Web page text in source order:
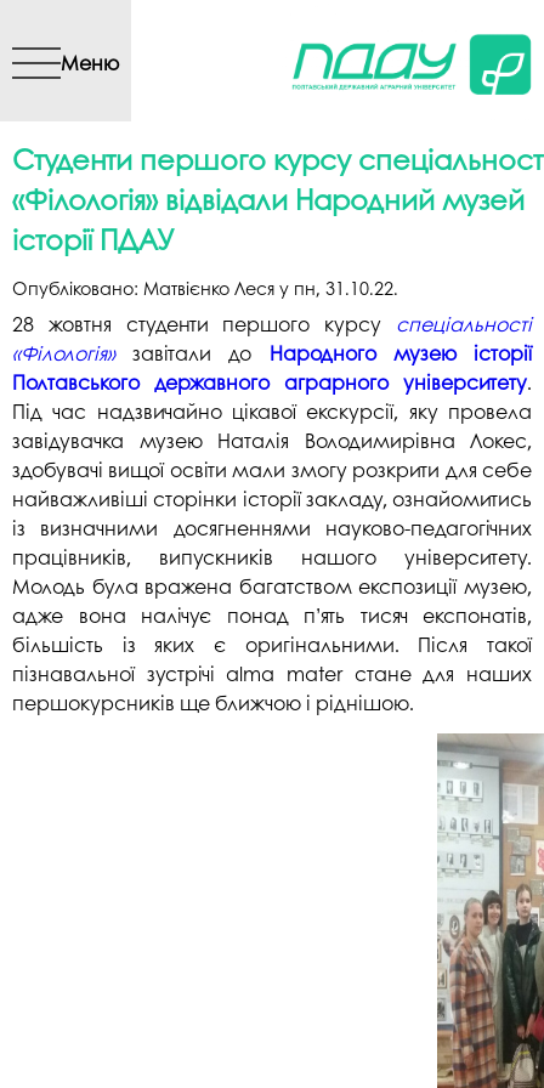
вмісту
Меню
Студенти першого курсу
«Філологія» відвідали Народний музей
історії ПДАУ
Опубліковано: Матвієнко Леся у пн, 31.10.22.
28 жовтня студенти першого курсу спеціальності
«Філологія»завітали до Народного музею історії
Полтавського державного аграрного університету.
Під час надзвичайно цікавої екскурсії, яку провела
завідувачка музею Наталія Володимирівна Локес,
здобувачі вищої освіти мали змогу розкрити для себе
найважливіші сторінки історії закладу, ознайомитись
із визначними досягненнями науково-педагогічних
працівників, випускників нашого університету.
Молодь була вражена багатством експозиції музею,
адже вона налічує понад п’ять тисяч експонатів,
більшість із яких є оригінальними. Після такої
пізнавальної зустрічі alma mater стане для наших
першокурсників ще ближчою і ріднішою.